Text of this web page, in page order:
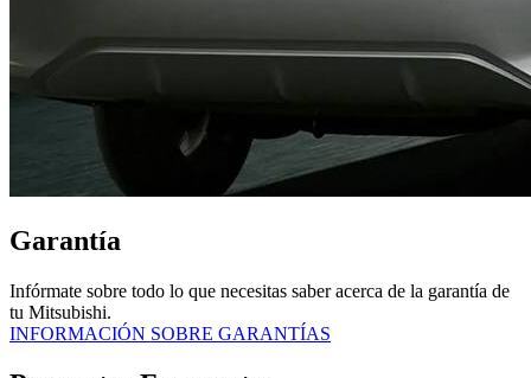
Garantía
Infórmate sobre todo lo que necesitas saber acerca de la garantía de
tu Mitsubishi.
INFORMACIÓN SOBRE GARANTÍAS